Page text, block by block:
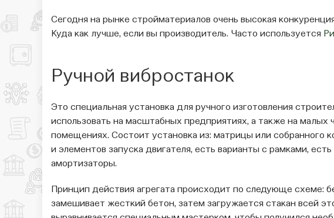
Сегодня на рынке стройматериалов очень высокая
Куда как лучше, если вы производитель. Часто используется
Ручной вибростанок
Это специальная установка для ручного изготовления
использовать на масштабных предприятиях, а также на малых
помещениях. Состоит установка из: матрицы или собранного
и элементов запуска двигателя, есть варианты с рамками,
амортизаторы.
Принцип действия агрегата происходит по следующе схеме:
замешивает жесткий бетон, затем загружается стакан всей